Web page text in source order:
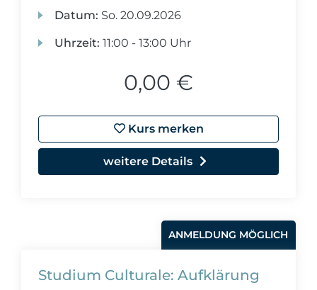
Datum: So. 20.09.2026
Uhrzeit: 11:00 - 13:00 Uhr
0,00 €
Kurs merken
weitere Details
ANMELDUNG MÖGLICH
Studium Culturale: Aufklärung